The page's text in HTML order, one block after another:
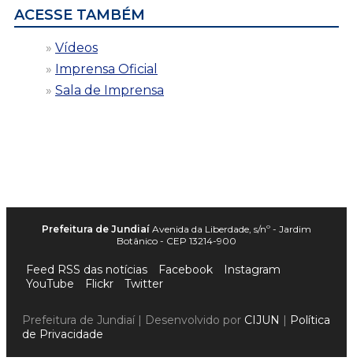
ACESSE TAMBÉM
Vídeos
Imprensa Oficial
Sala de Imprensa
Prefeitura de Jundiaí Avenida da Liberdade, s/nº - Jardim
Botânico - CEP 13214-900
Feed RSS das notícias Facebook
Instagram
YouTube
Flickr Twitter
Prefeitura de Jundiaí | Desenvolvido por CIJUN | Política
de Privacidade